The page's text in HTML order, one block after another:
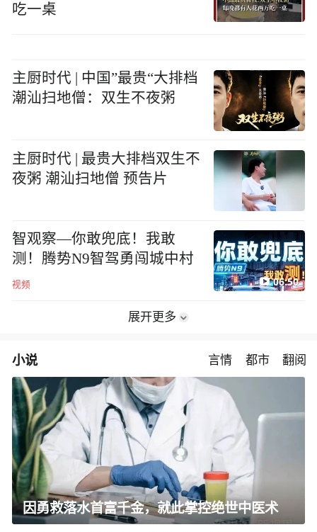
吃一桌
主厨时代 | 中国”最贵“大排档
潮汕扫地僧：双生不夜粥
主厨时代 | 最贵大排档双生不
夜粥 潮汕扫地僧 预告片
智观察—你敢兜底！我敢
测！腾势N9智驾勇闯城中村
视频 06:50
展开更多
小说 言情 都市 翻阅
因勇救落水首富千金，就此掌控绝世中医术